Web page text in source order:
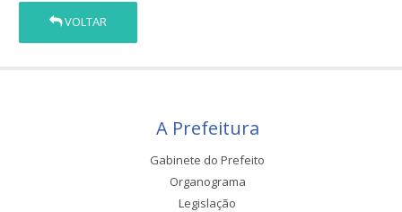
VOLTAR
A Prefeitura
Gabinete do Prefeito
Organograma
Legislação